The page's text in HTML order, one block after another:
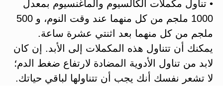
• تناول مكملات الكالسيوم والماغنسيوم بمعدل
1000 ملجم من كل منهما عند وقت النوم، و 500
ملجم من كل منهما بعد اثنتي عشرة ساعة.
يمكنك أن تتناول هذه المكملات إلى الأبد. إن كان
لابد من تناول الأدوية المضادة لارتفاع ضغط الدم؛
لا تشعر نفسك أنك يجب أن تتناولها لباقي حياتك.